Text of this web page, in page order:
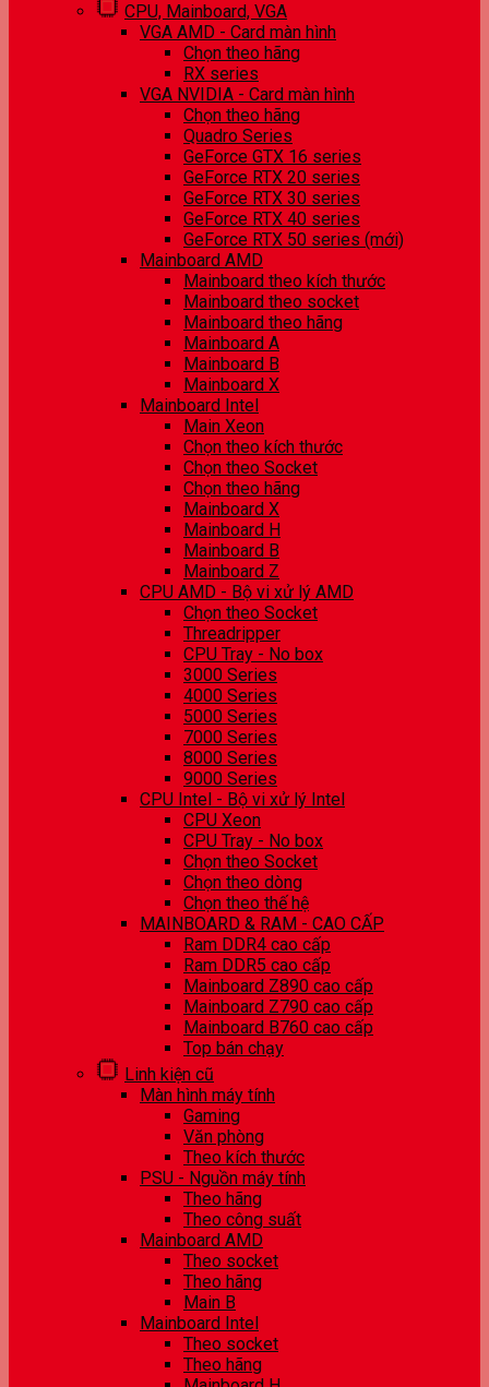
CPU, Mainboard, VGA
VGA AMD - Card màn hình
Chọn theo hãng
RX series
VGA NVIDIA - Card màn hình
Chọn theo hãng
Quadro Series
GeForce GTX 16 series
GeForce RTX 20 series
GeForce RTX 30 series
GeForce RTX 40 series
GeForce RTX 50 series (mới)
Mainboard AMD
Mainboard theo kích thước
Mainboard theo socket
Mainboard theo hãng
Mainboard A
Mainboard B
Mainboard X
Mainboard Intel
Main Xeon
Chọn theo kích thước
Chọn theo Socket
Chọn theo hãng
Mainboard X
Mainboard H
Mainboard B
Mainboard Z
CPU AMD - Bộ vi xử lý AMD
Chọn theo Socket
Threadripper
CPU Tray - No box
3000 Series
4000 Series
5000 Series
7000 Series
8000 Series
9000 Series
CPU Intel - Bộ vi xử lý Intel
CPU Xeon
CPU Tray - No box
Chọn theo Socket
Chọn theo dòng
Chọn theo thế hệ
MAINBOARD & RAM - CAO CẤP
Ram DDR4 cao cấp
Ram DDR5 cao cấp
Mainboard Z890 cao cấp
Mainboard Z790 cao cấp
Mainboard B760 cao cấp
Top bán chạy
Linh kiện cũ
Màn hình máy tính
Gaming
Văn phòng
Theo kích thước
PSU - Nguồn máy tính
Theo hãng
Theo công suất
Mainboard AMD
Theo socket
Theo hãng
Main B
Mainboard Intel
Theo socket
Theo hãng